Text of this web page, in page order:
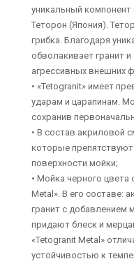
уникальный компонент
Теторон (Япония).
грибка. Благодаря
обволакивает гранит
агрессивных внешних
• «Tetogranit» имеет
ударам и царапинам.
сохранив
• В состав акриловой
которые
поверхности мойки;
• Мойка черного цвета
Metal». В его составе:
гранит с добавлением
придают блеск и
«Tetogranit Metal»
устойчивостью к